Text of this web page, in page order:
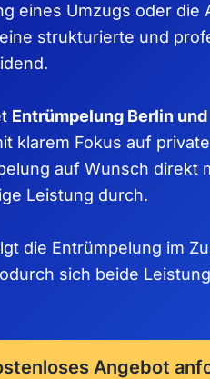
eines Umzugs oder die
strukturierte und
Entrümpelung Berlin und
klarem Fokus auf
auf Wunsch direkt
Leistung durch.
die Entrümpelung im
sich beide
Angebot